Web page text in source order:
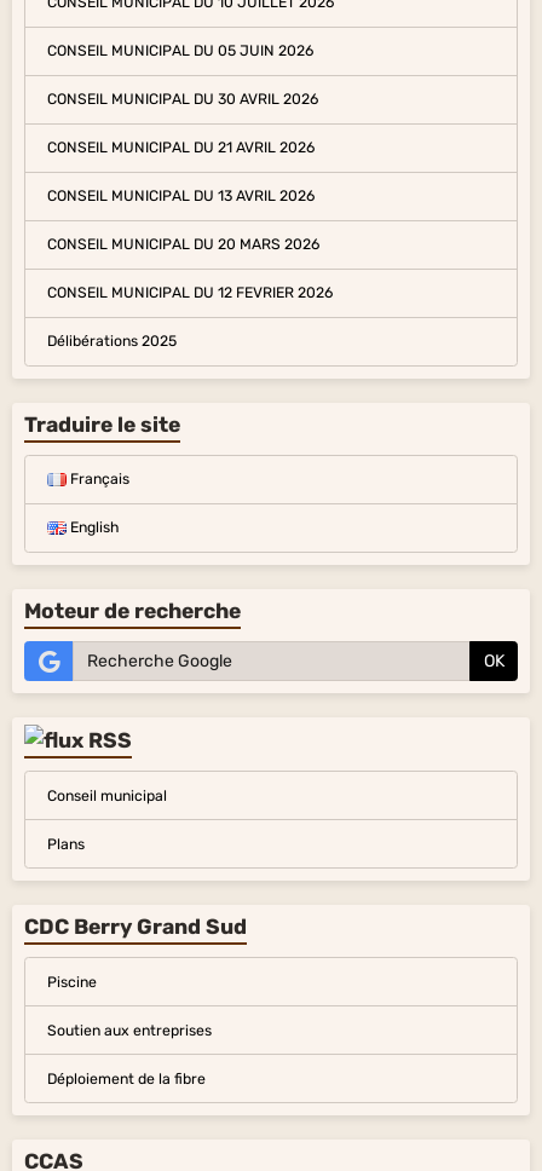
CONSEIL MUNICIPAL DU 05 JUIN 2026
CONSEIL MUNICIPAL DU 30 AVRIL 2026
CONSEIL MUNICIPAL DU 21 AVRIL 2026
CONSEIL MUNICIPAL DU 13 AVRIL 2026
CONSEIL MUNICIPAL DU 20 MARS 2026
CONSEIL MUNICIPAL DU 12 FEVRIER 2026
Délibérations 2025
Traduire le site
Français
English
Moteur de recherche
OK
Conseil municipal
Plans
CDC Berry Grand Sud
Piscine
Soutien aux entreprises
Déploiement de la fibre
CCAS